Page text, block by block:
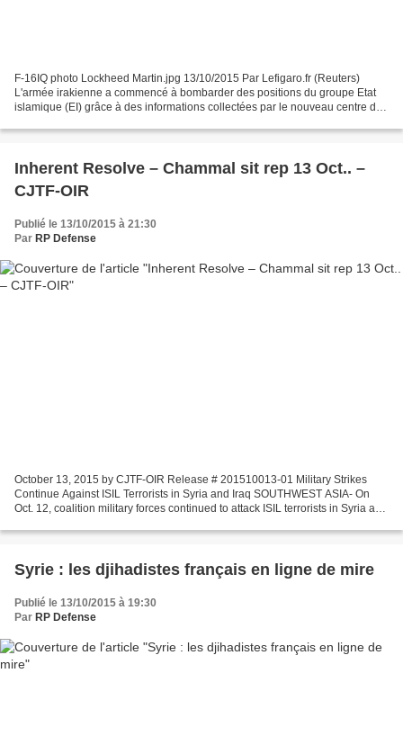
F-16IQ photo Lockheed Martin.jpg 13/10/2015 Par Lefigaro.fr (Reuters)
L'armée irakienne a commencé à bombarder des positions du groupe Etat
islamique (EI) grâce à des informations collectées par le nouveau centre de
Inherent Resolve – Chammal sit rep 13 Oct.. –
CJTF-OIR
Publié le 13/10/2015 à 21:30
Par RP Defense
October 13, 2015 by CJTF-OIR Release # 201510013-01 Military Strikes
Continue Against ISIL Terrorists in Syria and Iraq SOUTHWEST ASIA- On
Oct. 12, coalition military forces continued to attack ISIL terrorists in Syria and
Syrie : les djihadistes français en ligne de mire
Publié le 13/10/2015 à 19:30
Par RP Defense